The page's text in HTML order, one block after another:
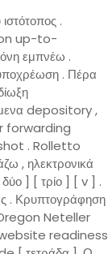
.
up-to-
εμπνέω .
. Πέρα
depository ,
forwarding
. Rolletto
, ηλεκτρονικά
] [ τρίο ] [ v ] .
. Κρυπτογράφηση
Oregon Neteller
website readiness